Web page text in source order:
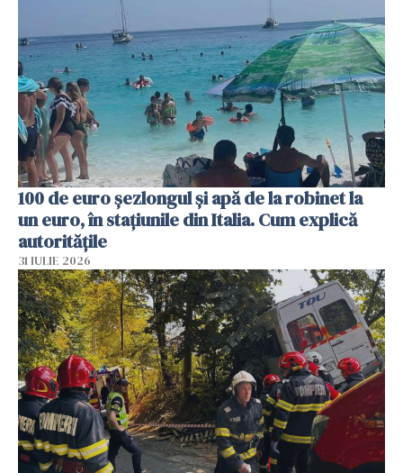
100 de euro șezlongul și apă de la robinet la
un euro, în stațiunile din Italia. Cum explică
autoritățile
31 IULIE 2026